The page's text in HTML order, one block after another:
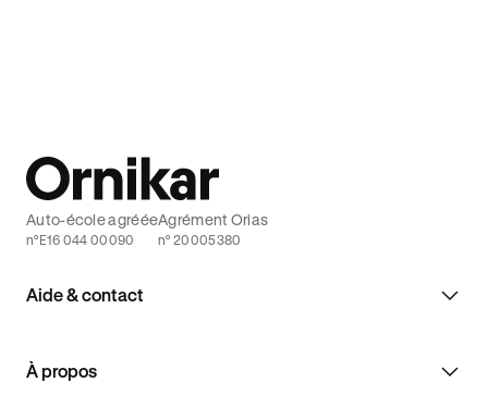
Aide & contact
À propos
Auto-école agréée
n°E16 044 00090
Agrément Orias
n° 20005380